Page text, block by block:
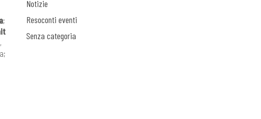
;
,
Notizie
Resoconti eventi
Senza categoria